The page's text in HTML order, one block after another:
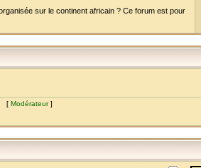
sur le continent africain ? Ce forum est pour
[ Modérateur]